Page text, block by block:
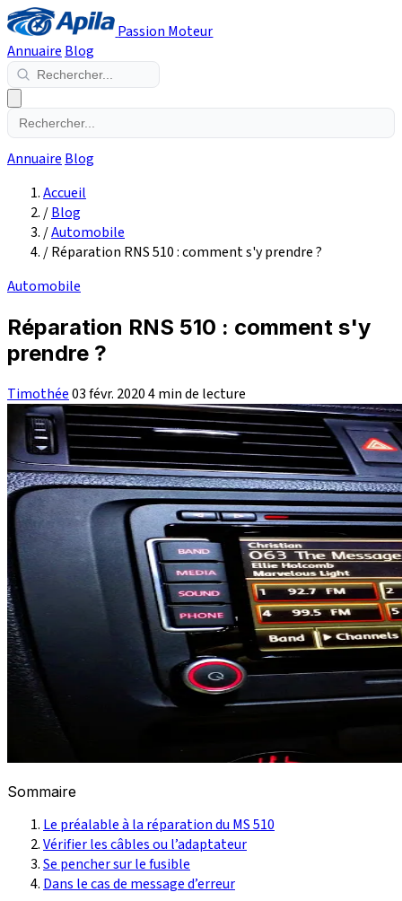
Passion Moteur
Annuaire Blog
Annuaire Blog
Accueil
/Blog
/Automobile
/Réparation RNS 510 : comment s'y prendre ?
Automobile
Réparation RNS 510 : comment s'y
prendre ?
Timothée03 févr. 20204 min de lecture
Sommaire
Le préalable à la réparation du MS 510
Vérifier les câbles ou l’adaptateur
Se pencher sur le fusible
Dans le cas de message d’erreur